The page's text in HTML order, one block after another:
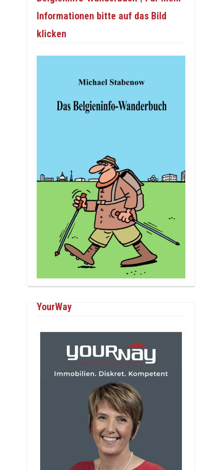
Informationen bitte auf das Bild
klicken
YourWay